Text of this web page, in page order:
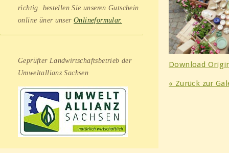
richtig. bestellen Sie unseren Gutschein
online üner unserOnlineformular.
Geprüfter Landwirtschaftsbetrieb der
Umweltallianz Sachsen
Download
« Zurück zur